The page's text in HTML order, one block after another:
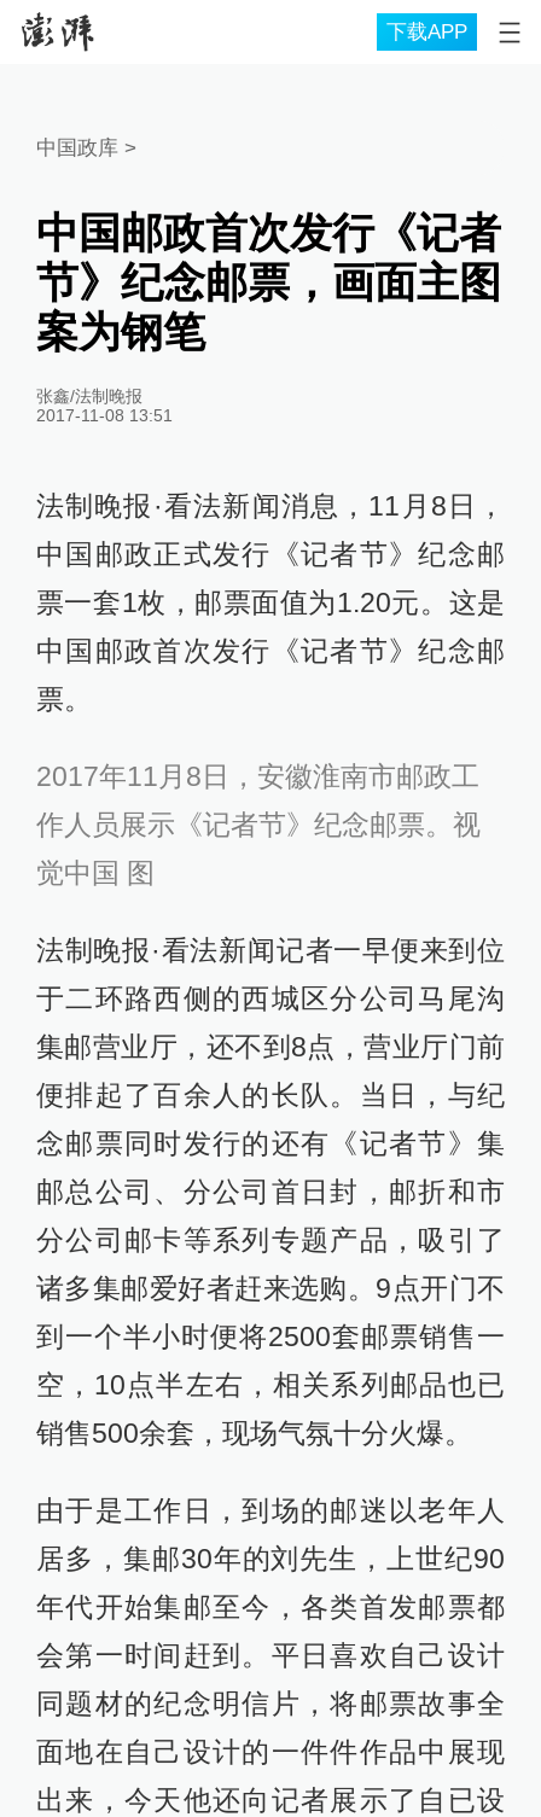
下载APP
中国政库 >
中国邮政首次发行《记者
节》纪念邮票，画面主图
案为钢笔
张鑫/法制晚报
2017-11-08 13:51
法制晚报·看法新闻消息，11月8日，
中国邮政正式发行《记者节》纪念邮
票一套1枚，邮票面值为1.20元。这是
中国邮政首次发行《记者节》纪念邮
票。
2017年11月8日，安徽淮南市邮政工
作人员展示《记者节》纪念邮票。视
觉中国 图
法制晚报·看法新闻记者一早便来到位
于二环路西侧的西城区分公司马尾沟
集邮营业厅，还不到8点，营业厅门前
便排起了百余人的长队。当日，与纪
念邮票同时发行的还有《记者节》集
邮总公司、分公司首日封，邮折和市
分公司邮卡等系列专题产品，吸引了
诸多集邮爱好者赶来选购。9点开门不
到一个半小时便将2500套邮票销售一
空，10点半左右，相关系列邮品也已
销售500余套，现场气氛十分火爆。
由于是工作日，到场的邮迷以老年人
居多，集邮30年的刘先生，上世纪90
年代开始集邮至今，各类首发邮票都
会第一时间赶到。平日喜欢自己设计
同题材的纪念明信片，将邮票故事全
面地在自己设计的一件件作品中展现
出来，今天他还向记者展示了自已设